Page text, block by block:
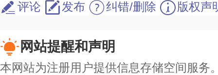
评论
发布 纠错/删除 版权声
网站提醒和声明
本网站为注册用户提供信息存储空间服务